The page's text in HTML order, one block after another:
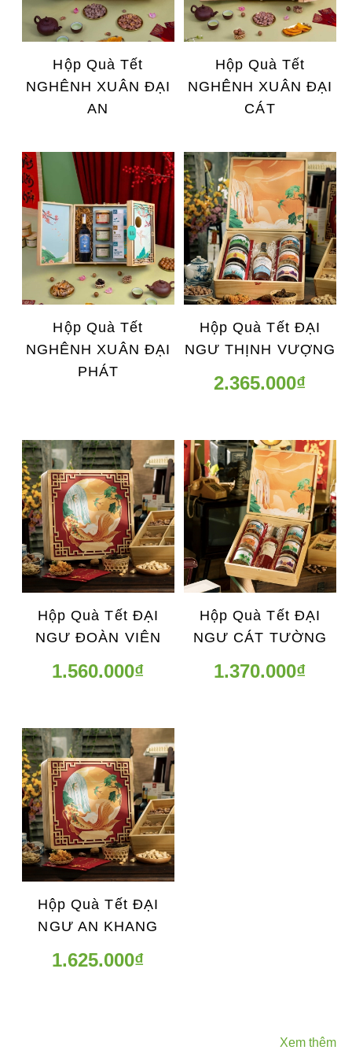
Hộp Quà Tết
NGHÊNH XUÂN ĐẠI
AN
Hộp Quà Tết
NGHÊNH XUÂN ĐẠI
CÁT
Hộp Quà Tết
NGHÊNH XUÂN ĐẠI
PHÁT
Hộp Quà Tết ĐẠI
NGƯ THỊNH VƯỢNG
2.365.000₫
Hộp Quà Tết ĐẠI
NGƯ ĐOÀN VIÊN
1.560.000₫
Hộp Quà Tết ĐẠI
NGƯ CÁT TƯỜNG
1.370.000₫
Hộp Quà Tết ĐẠI
NGƯ AN KHANG
1.625.000₫
Xem thêm